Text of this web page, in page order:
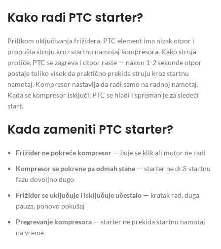
Kako radi PTC starter?
Prilikom uključivanja frižidera, PTC element ima nizak otpor i
propušta struju kroz startnu namotaj kompresora. Kako struja
protiče, PTC se zagreva i otpor raste — nakon 1-2 sekunde otpor
postaje toliko visok da praktično prekida struju kroz startnu
namotaj. Kompresor nastavlja da radi samo na radnoj namotaj.
Kada se kompresor isključi, PTC se hladi i spreman je za sledeći
start.
Kada zameniti PTC starter?
Frižider ne pokreće kompresor — čuje se klik ali motor ne radi
Kompresor se pokrene pa odmah stane — starter ne drži startnu
fazu dovoljno dugo
Frižider se uključuje i isključuje učestalo — kratak rad, duga
pauza, ponovo pokušaj
Pregrevanje kompresora — starter ne prekida startnu namotaj
na vreme